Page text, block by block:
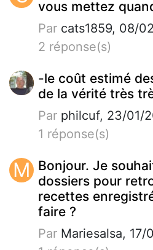
vous mettez
Par cats1859, 08/
2 réponse(s)
-le coût estimé
de la vérité très
Par philcuf, 23/01/
1 réponse(s)
M Bonjour. Je
dossiers pour
recettes
faire ?
Par Mariesalsa, 17/